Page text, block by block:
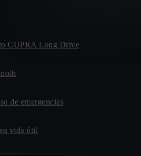
CUPRA Long Drive
de emergencias
vida útil